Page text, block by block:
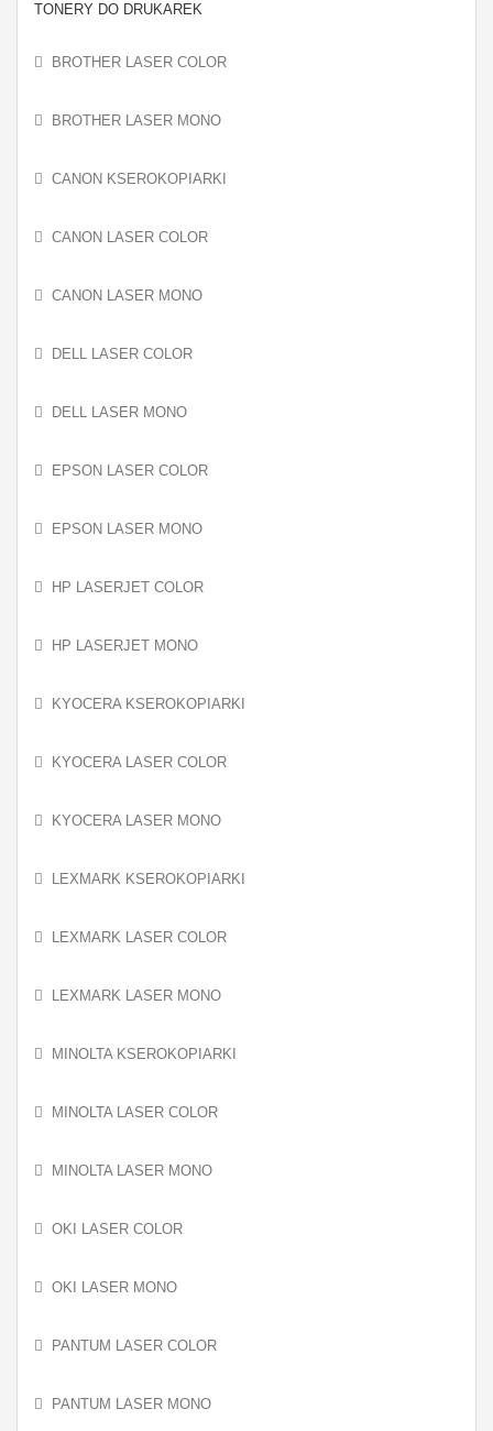
TONERY DO DRUKAREK
BROTHER LASER COLOR
BROTHER LASER MONO
CANON KSEROKOPIARKI
CANON LASER COLOR
CANON LASER MONO
DELL LASER COLOR
DELL LASER MONO
EPSON LASER COLOR
EPSON LASER MONO
HP LASERJET COLOR
HP LASERJET MONO
KYOCERA KSEROKOPIARKI
KYOCERA LASER COLOR
KYOCERA LASER MONO
LEXMARK KSEROKOPIARKI
LEXMARK LASER COLOR
LEXMARK LASER MONO
MINOLTA KSEROKOPIARKI
MINOLTA LASER COLOR
MINOLTA LASER MONO
OKI LASER COLOR
OKI LASER MONO
PANTUM LASER COLOR
PANTUM LASER MONO